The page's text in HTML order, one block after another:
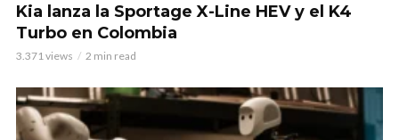
Kia lanza la Sportage X-Line HEV y el K4
Turbo en Colombia
3.371 views 2 min read